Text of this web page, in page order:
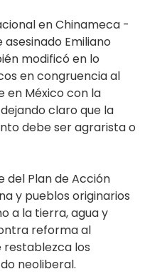
en Chinameca -
Emiliano
modificó en lo
en congruencia al
en México con la
claro que la
debe ser agrarista o
del Plan de Acción
y pueblos originarios
a la tierra, agua y
reforma al
restablezca los
neoliberal.